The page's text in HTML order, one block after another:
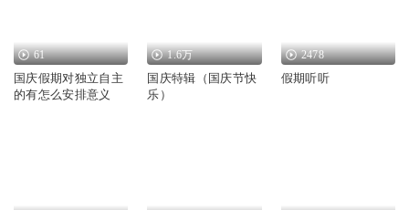
61
国庆假期对独立自主
的有怎么安排意义
1.6万
国庆特辑（国庆节快
乐）
2478
假期听听